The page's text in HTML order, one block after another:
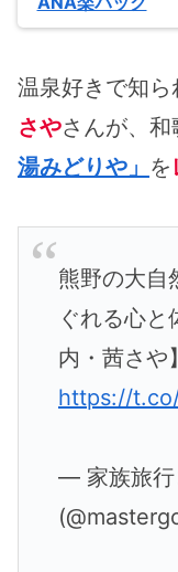
温泉好きで知ら
さやさんが、
湯みどりや」 を
熊野の大自
ぐれる心
内・茜さや
https://
— 家族旅行